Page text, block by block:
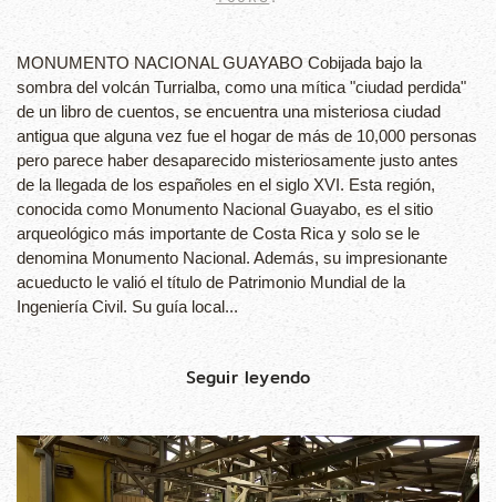
MONUMENTO NACIONAL GUAYABO Cobijada bajo la
sombra del volcán Turrialba, como una mítica "ciudad perdida"
de un libro de cuentos, se encuentra una misteriosa ciudad
antigua que alguna vez fue el hogar de más de 10,000 personas
pero parece haber desaparecido misteriosamente justo antes
de la llegada de los españoles en el siglo XVI. Esta región,
conocida como Monumento Nacional Guayabo, es el sitio
arqueológico más importante de Costa Rica y solo se le
denomina Monumento Nacional. Además, su impresionante
acueducto le valió el título de Patrimonio Mundial de la
Ingeniería Civil. Su guía local...
Seguir leyendo